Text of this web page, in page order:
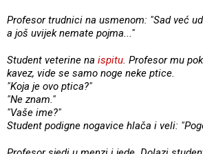
Profesor trudnici na usmenom: "Sad već
a još uvijek nemate pojma..."
Student veterine na ispitu. Profesor mu
kavez, vide se samo noge neke ptice.
"Koja je ovo ptica?"
"Ne znam."
"Vaše ime?"
Student podigne nogavice hlača i veli: